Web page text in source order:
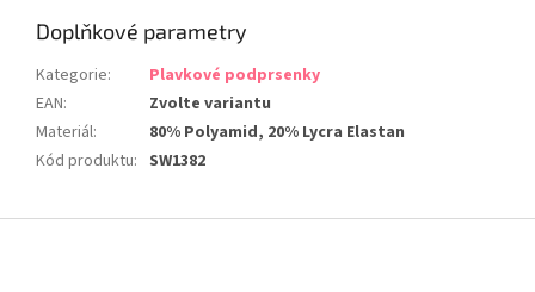
Doplňkové parametry
Kategorie:
Plavkové podprsenky
EAN:
Zvolte variantu
Materiál:
80% Polyamid, 20% Lycra Elastan
Kód produktu: SW1382